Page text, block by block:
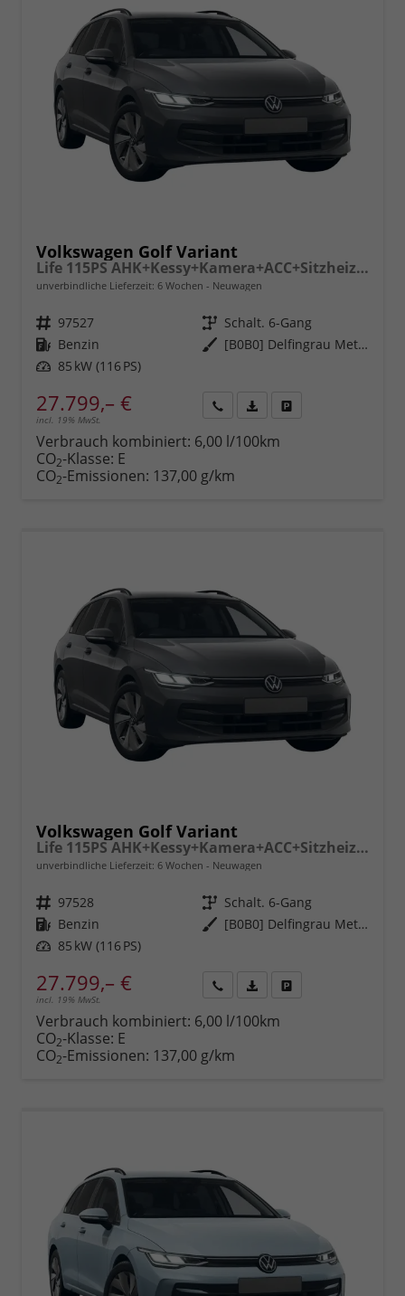
Volkswagen Golf Variant
Life 115PS AHK+Kessy+Kamera+ACC+Sitzheizung+App-Connect+Alu17+Alarm
unverbindliche Lieferzeit: 6 Wochen Neuwagen
Fahrzeugnr. 97527 Getriebe Schalt. 6-Gang
Kraftstoff Benzin Außenfarbe
[B0B0] Delfingrau Metallic
Leistung 85 kW (116 PS)
27.799,– €
incl. 19% MwSt.
anfordern
Datei,
Verbrauch kombiniert: 6,00 l/100km
CO2-Klasse: E
CO2-Emissionen: 137,00 g/km
Volkswagen Golf Variant
Life 115PS AHK+Kessy+Kamera+ACC+Sitzheizung+App-Connect+Alu17+Alarm
unverbindliche Lieferzeit: 6 Wochen Neuwagen
Fahrzeugnr. 97528 Getriebe Schalt. 6-Gang
Kraftstoff Benzin Außenfarbe
[B0B0] Delfingrau Metallic
Leistung 85 kW (116 PS)
27.799,– €
incl. 19% MwSt.
anfordern
Datei,
Verbrauch kombiniert: 6,00 l/100km
CO2-Klasse: E
CO2-Emissionen: 137,00 g/km